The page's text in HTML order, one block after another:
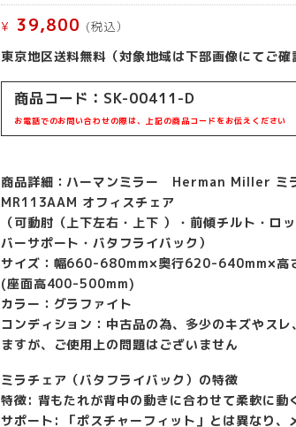
¥ 39,800 (税込）
東京地区送料無料（対象地域は下部画像にてご確
商品コード：SK-00411-D
お電話でのお問い合わせの際は、上記の商品コードをお伝えください
商品詳細：ハーマンミラー Herman Miller ミ
MR113AAM オフィスチェア
（可動肘（上下左右・上下 ）・前傾チルト・ロ
バーサポート・バタフライバック）
サイズ：幅660-680mm×奥行620-640mm×
(座面高400-500mm)
カラー：グラファイト
コンディション：中古品の為、多少のキズやス
ますが、ご使用上の問題はございません
ミラチェア（バタフライバック）の特徴
特徴: 背もたれが背中の動きに合わせて柔軟に動
サポート: 「ポスチャーフィット」とは異なり、